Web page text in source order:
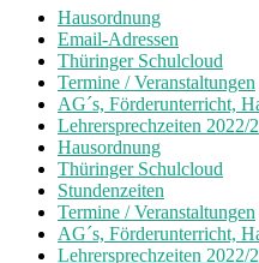
Hausordnung
Email-Adressen
Thüringer Schulcloud
Termine / Veranstaltungen
AG´s, Förderunterricht,
Lehrersprechzeiten 2022/
Hausordnung
Thüringer Schulcloud
Stundenzeiten
Termine / Veranstaltungen
AG´s, Förderunterricht,
Lehrersprechzeiten 2022/